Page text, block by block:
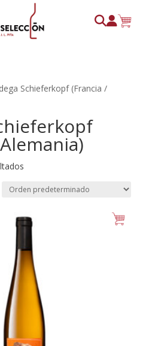
Schieferkopf (Francia /